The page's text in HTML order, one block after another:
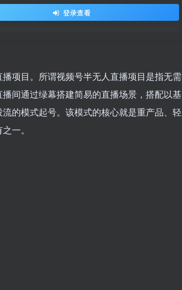
登录查看
项目。所谓视频号半无人直播项目是指无需
间通过绿幕搭建简易的直播场景，搭配以基
的模式起号。该模式的核心就是重产品、轻
一。